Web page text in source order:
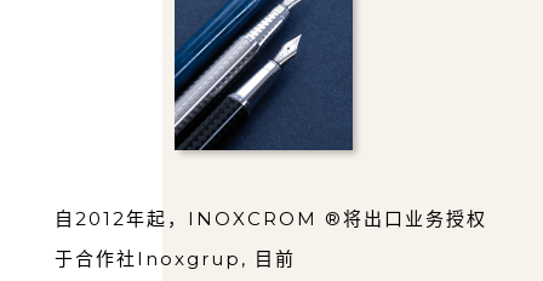
⾃2012年起，INOXCROM ®将出⼝业务授权
于合作社Inoxgrup, ⽬前